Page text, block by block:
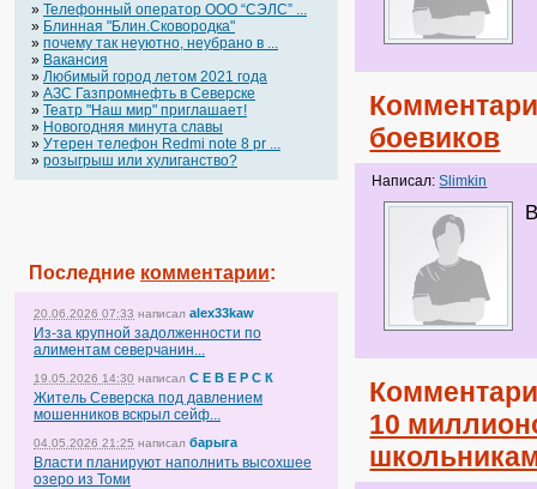
» Телефонный оператор OOO “СЭЛС” ...
» Блинная "Блин.Сковородка"
» почему так неуютно, неубрано в ...
» Вакансия
» Любимый город летом 2021 года
» АЗС Газпромнефть в Северске
» Театр "Наш мир" приглашает!
» Новогодняя минута славы
» Утерен телефон Redmi note 8 pr ...
» розыгрыш или хулиганство?
Последние комментарии:
20.06.2026 07:33 написал alex33kaw
Из-за крупной задолженности по
алиментам северчанин...
19.05.2026 14:30 написал С Е В Е Р С К
Житель Северска под давлением
мошенников вскрыл сейф...
04.05.2026 21:25 написал барыга
Власти планируют наполнить высохшее
озеро из Томи
боевиков
Написал:Slimkin
10